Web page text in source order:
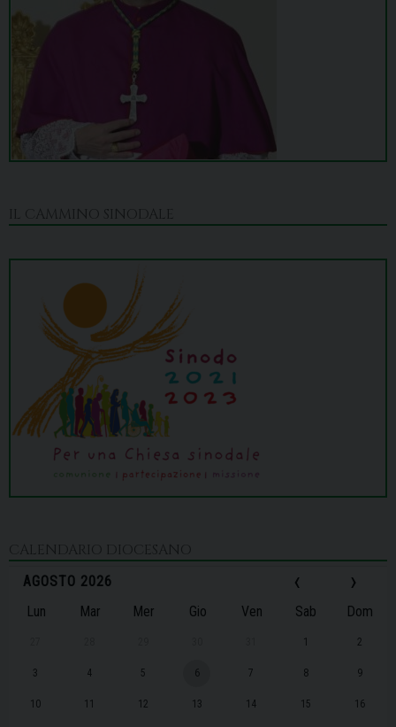
IL CAMMINO SINODALE
CALENDARIO DIOCESANO
‹
AGOSTO 2026 ›
Lun Mar Mer Gio Ven Sab Dom
1 2
3 4 5 6 7 8 9
10 11 12 13 14 15 16